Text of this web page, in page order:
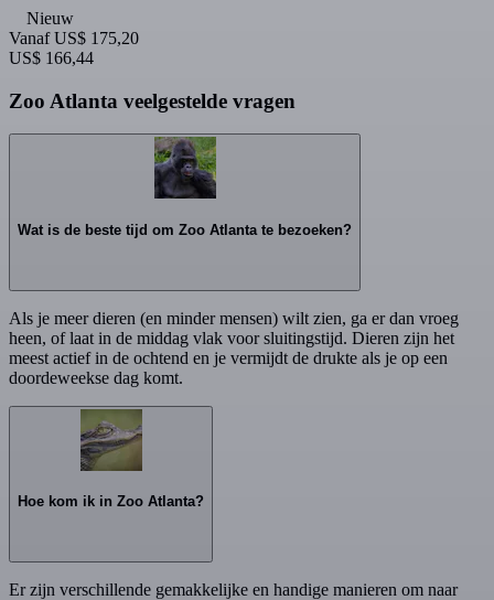
Nieuw
Vanaf US$ 175,20
US$ 166,44
Zoo Atlanta veelgestelde vragen
Wat is de beste tijd om Zoo Atlanta te bezoeken?
Als je meer dieren (en minder mensen) wilt zien, ga er dan vroeg
heen, of laat in de middag vlak voor sluitingstijd. Dieren zijn het
meest actief in de ochtend en je vermijdt de drukte als je op een
doordeweekse dag komt.
Hoe kom ik in Zoo Atlanta?
Er zijn verschillende gemakkelijke en handige manieren om naar